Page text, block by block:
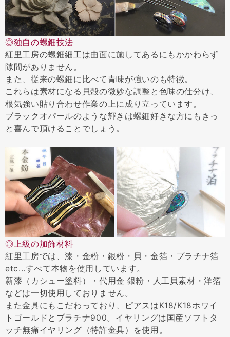
◎独自の螺鈿技法
紅里工房の螺鈿細工は曲面に施してあるにもかかわらず
隙間がありません。
また、従来の螺鈿に比べて青味が強いのも特徴。
これらは素材になる貝殻の微妙な調整と色味の仕分け、
根気強い貼り合わせ作業の上に成り立っています。
ブラックオパールのような輝きは螺鈿好きな方にもきっ
と喜んで頂けることでしょう。
◎上級の加飾材料
紅里工房では、漆・金粉・銀粉・貝・金箔・プラチナ箔
etc...すべて本物を使用しています。
新漆（カシュー塗料）・代用金 銀粉・人工貝素材・洋箔
などは一切使用しておりません。
また金具にもこだわっており、ピアスはK18/K18ホワイ
トゴールドとプラチナ900。イヤリングは国産ソフトタ
ッチ無痛イヤリング（特許金具）を使用。